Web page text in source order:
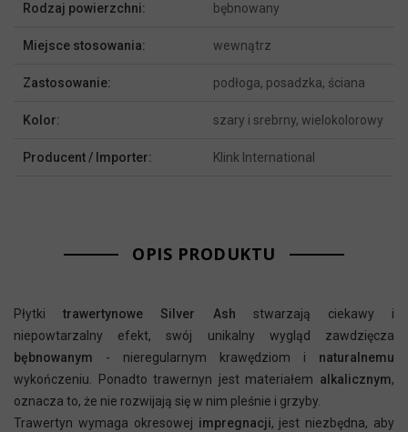
Rodzaj powierzchni: bębnowany
Miejsce stosowania: wewnątrz
Zastosowanie: podłoga, posadzka, ściana
Kolor: szary i srebrny, wielokolorowy
Producent / Importer: Klink International
OPIS PRODUKTU
Płytki trawertynowe Silver Ash stwarzają ciekawy i
niepowtarzalny efekt, swój unikalny wygląd zawdzięcza
bębnowanym - nieregularnym krawędziom i naturalnemu
wykończeniu. Ponadto trawernyn jest materiałem alkalicznym,
oznacza to, że nie rozwijają się w nim pleśnie i grzyby.
Trawertyn wymaga okresowej impregnacji, jest niezbędna, aby